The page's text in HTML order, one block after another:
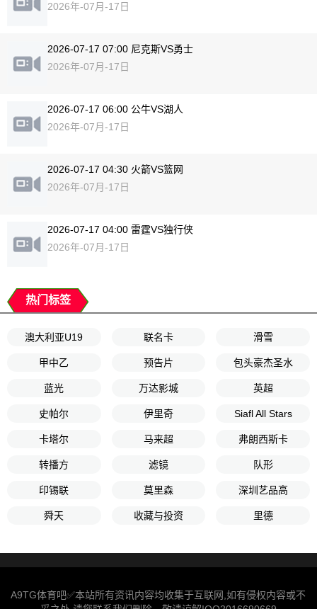
2026年-07月-17日
2026-07-17 07:00 尼克斯VS勇士
2026年-07月-17日
2026-07-17 06:00 公牛VS湖人
2026年-07月-17日
2026-07-17 04:30 火箭VS篮网
2026年-07月-17日
2026-07-17 04:00 雷霆VS独行侠
2026年-07月-17日
热门标签
澳大利亚U19 联名卡 滑雪
甲中乙 预告片 包头豪杰圣水
蓝光 万达影城 英超
史帕尔 伊里奇 Siafl All Stars
卡塔尔 马来超 弗朗西斯卡
转播方 滤镜 队形
印锡联 莫里森 深圳艺品高
舜天 收藏与投资 里德
A9TG体育吧✅本站所有资讯内容均收集于互联网,如有侵权内容或不